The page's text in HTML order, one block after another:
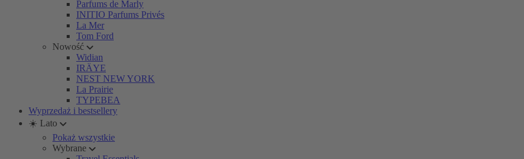
Parfums de Marly
INITIO Parfums Privés
La Mer
Tom Ford
Nowość
Widian
IRÄYE
NEST NEW YORK
La Prairie
TYPEBEA
Wyprzedaż i bestsellery
☀️ Lato
Pokaż wszystkie
Wybrane